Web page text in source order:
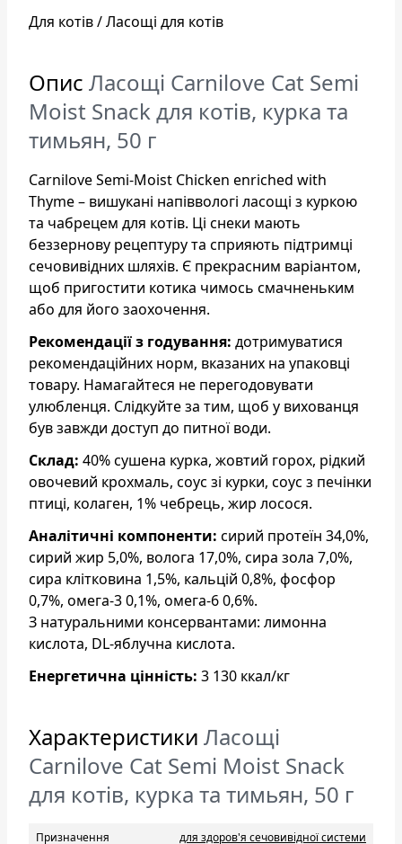
Для котів / Ласощі для котів
Опис Ласощі Carnilove Cat Semi
Moist Snack для котів, курка та
тимьян, 50 г
Carnilove Semi-Moist Chicken enriched with
Thyme – вишукані напіввологі ласощі з куркою
та чабрецем для котів. Ці снеки мають
беззернову рецептуру та сприяють підтримці
сечовивідних шляхів. Є прекрасним варіантом,
щоб пригостити котика чимось смачненьким
або для його заохочення.
Рекомендації з годування: дотримуватися
рекомендаційних норм, вказаних на упаковці
товару. Намагайтеся не перегодовувати
улюбленця. Слідкуйте за тим, щоб у вихованця
був завжди доступ до питної води.
Склад: 40% сушена курка, жовтий горох, рідкий
овочевий крохмаль, соус зі курки, соус з печінки
птиці, колаген, 1% чебрець, жир лосося.
Аналітичні компоненти: сирий протеїн 34,0%,
cирий жир 5,0%, волога 17,0%, сира зола 7,0%,
сира клітковина 1,5%, кальцій 0,8%, фосфор
0,7%, омега-3 0,1%, омега-6 0,6%.
З натуральними консервантами: лимонна
кислота, DL-яблучна кислота.
Енергетична цінність: 3 130 ккал/кг
Характеристики Ласощі
Carnilove Cat Semi Moist Snack
для котів, курка та тимьян, 50 г
Призначення для здоров'я сечовивідної системи